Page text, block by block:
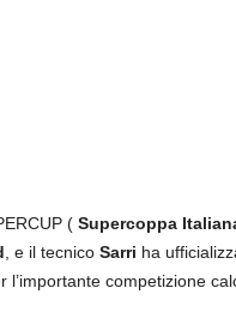
( Supercoppa
, e il tecnico Sarri ha
l’importante competizione